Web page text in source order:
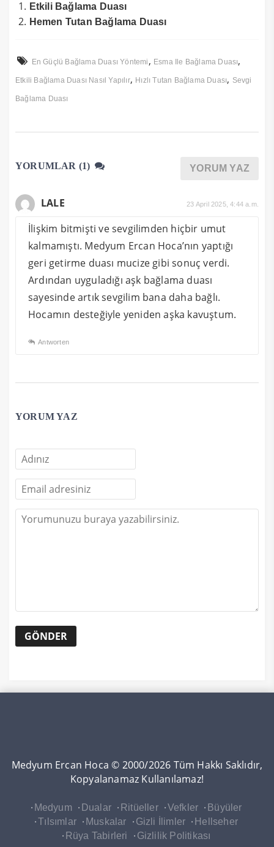
Etkili Bağlama Duası
Hemen Tutan Bağlama Duası
En Güçlü Bağlama Duası Yöntemi , Esma Ile Bağlama Duası,
Etkili Bağlama Duası Nasıl Yapılır, Hızlı Tutan Bağlama Duası, Sevgi
Bağlama Duası
YORUMLAR (1) YORUM YAZ
LALE 23 April 2025, 4:44 a.m.
İlişkim bitmişti ve sevgilimden hiçbir umut
kalmamıştı. Medyum Ercan Hoca’nın yaptığı
geri getirme duası mucize gibi sonuç verdi.
Ardından uyguladığı aşk bağlama duası
sayesinde artık sevgilim bana daha bağlı.
Hocamın desteğiyle yeniden aşka kavuştum.
Antworten
YORUM YAZ
Medyum Ercan Hoca © 2000/2026 Tüm Hakkı Saklıdır,
Kopyalanamaz Kullanılamaz!
Medyum Dualar Ritüeller Vefkler
Büyüler
Tılsımlar
Muskalar Gizli İlimler
Hellseher
Rüya Tabirleri
Gizlilik Politikası